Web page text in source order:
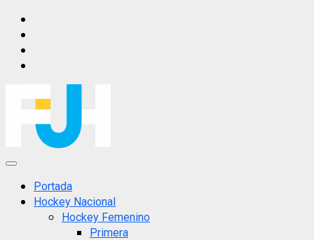
Saltar
contenido
Menú
principalPortada
Hockey Nacional
Hockey Femenino
Primera